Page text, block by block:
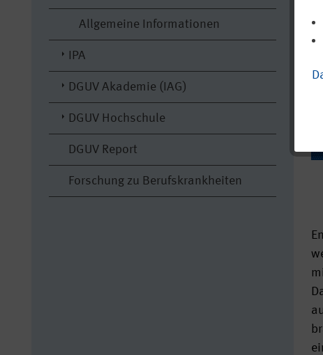
Allgemeine Informationen
IPA
DGUV Akademie (IAG)
DGUV Hochschule
DGUV Report
Forschung zu Berufskrankheiten